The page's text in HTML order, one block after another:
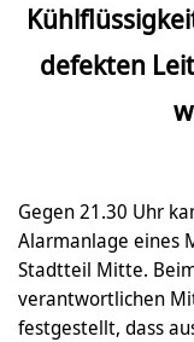
defekten
Gegen 21.30 Uhr
Alarmanlage eines
Stadtteil Mitte.
verantwortlichen
festgestellt, dass